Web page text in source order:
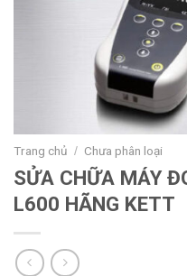
Trang chủ / Chưa phân loại
SỬA CHỮA MÁY
L600 HÃNG KETT